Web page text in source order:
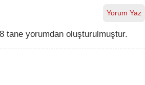
Yorum Yaz
tane yorumdan oluşturulmuştur.